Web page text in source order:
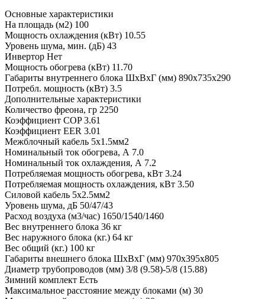
Основные характеристики
На площадь (м2) 100
Мощность охлаждения (кВт) 10.55
Уровень шума, мин. (дБ) 43
Инвертор Нет
Мощность обогрева (кВт) 11.70
Габариты внутреннего блока ШхВхГ (мм) 890x735x290
Потребл. мощность (кВт) 3.5
Дополнительные характеристики
Количество фреона, гр 2250
Коэффициент COP 3.61
Коэффициент EER 3.01
Межблочный кабель 5x1.5мм2
Номинальный ток обогрева, А 7.0
Номинальный ток охлаждения, А 7.2
Потребляемая мощность обогрева, кВт 3.24
Потребляемая мощность охлаждения, кВт 3.50
Силовой кабель 5x2.5мм2
Уровень шума, дБ 50/47/43
Расход воздуха (м3/час) 1650/1540/1460
Вес внутреннего блока 36 кг
Вес наружного блока (кг.) 64 кг
Вес общий (кг.) 100 кг
Габариты внешнего блока ШхВхГ (мм) 970x395x805
Диаметр трубопроводов (мм) 3/8 (9.58)-5/8 (15.88)
Зимний комплект Есть
Максимальное расстояние между блоками (м) 30